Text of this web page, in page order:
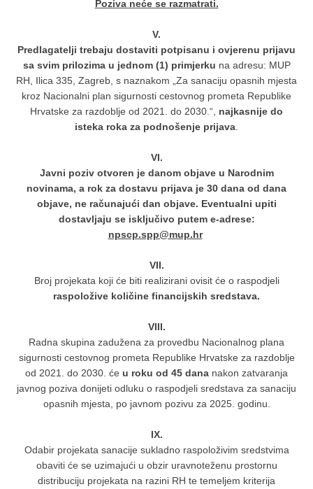
Poziva neće se razmatrati.
V.
Predlagatelji trebaju dostaviti potpisanu i ovjerenu prijavu
sa svim prilozima u jednom (1) primjerku na adresu: MUP
RH, Ilica 335, Zagreb, s naznakom „Za sanaciju opasnih mjesta
kroz Nacionalni plan sigurnosti cestovnog prometa Republike
Hrvatske za razdoblje od 2021. do 2030.“, najkasnije do
isteka roka za podnošenje prijava
VI.
Javni poziv otvoren je danom objave u Narodnim
novinama, a rok za dostavu prijava je 30 dana od dana
objave, ne računajući dan objave. Eventualni upiti
dostavljaju se isključivo putem e-adrese:
npscp.spp@mup.hr
VII.
Broj projekata koji će biti realizirani ovisit će o raspodjeli
raspoložive količine financijskih sredstava.
VIII.
Radna skupina zadužena za provedbu Nacionalnog plana
sigurnosti cestovnog prometa Republike Hrvatske za razdoblje
od 2021. do 2030. će u roku od 45 dana nakon zatvaranja
javnog poziva donijeti odluku o raspodjeli sredstava za sanaciju
opasnih mjesta, po javnom pozivu za 2025. godinu.
IX.
Odabir projekata sanacije sukladno raspoloživim sredstvima
obaviti će se uzimajući u obzir uravnoteženu prostornu
distribuciju projekata na razini RH te temeljem kriterija